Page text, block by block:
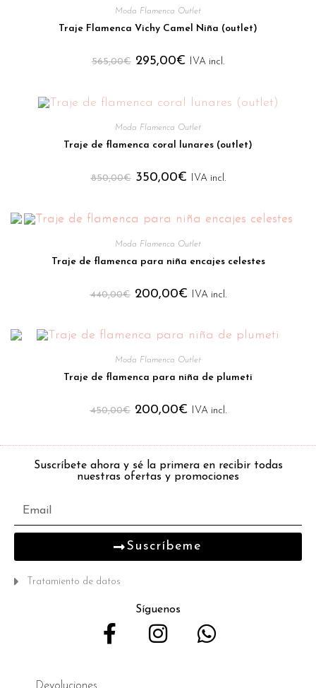
Moda Flamenca Outlet
Traje Flamenca Vichy Camel Niña (outlet)
565,00€ 295,00€ IVA incl.
Moda Flamenca Outlet
Traje de flamenca coral lunares (outlet)
850,00€ 350,00€ IVA incl.
Moda Flamenca Outlet
Traje de flamenca para niña encajes celestes
440,00€ 200,00€ IVA incl.
Moda Flamenca Outlet
Traje de flamenca para niña de plumeti
450,00€ 200,00€ IVA incl.
Suscríbete ahora y sé la primera en recibir todas
nuestras ofertas y promociones
Suscríbeme
Tratamiento de datos
Síguenos